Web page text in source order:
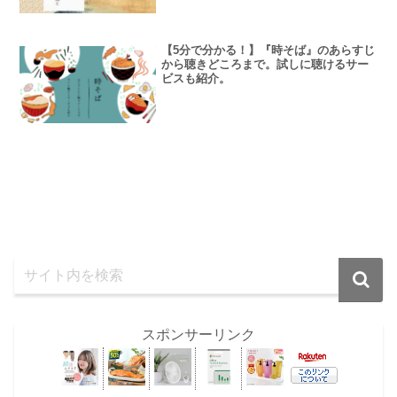
【5分で分かる！】『時そば』のあらすじ
から聴きどころまで。試しに聴けるサー
ビスも紹介。
スポンサーリンク